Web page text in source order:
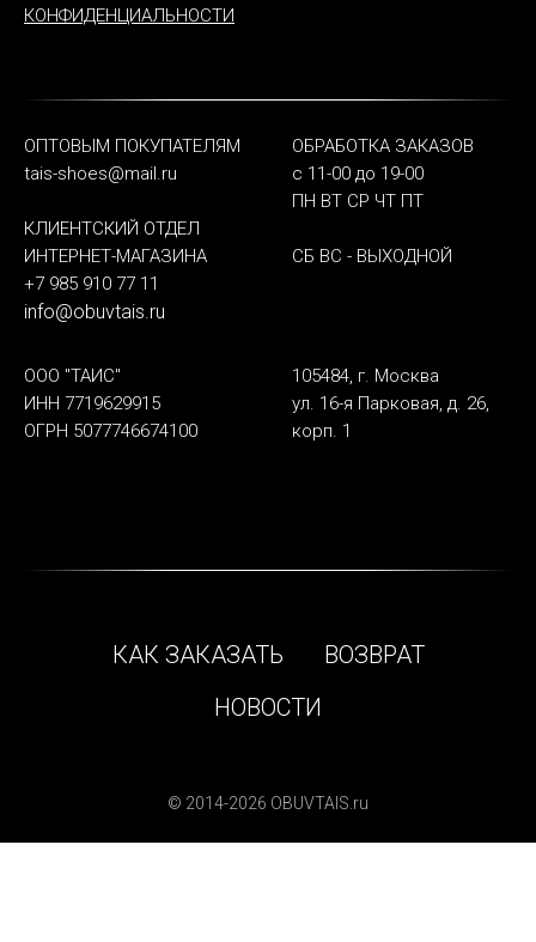
КОНФИДЕНЦИАЛЬНОСТИ
ОПТОВЫМ ПОКУПАТЕЛЯМ
tais-shoes@mail.ru
КЛИЕНТСКИЙ ОТДЕЛ
ИНТЕРНЕТ-МАГАЗИНА
+7 985 910 77 11
info@obuvtais.ru
ОБРАБОТКА ЗАКАЗОВ
с 11-00 до 19-00
ПН ВТ СР ЧТ ПТ
СБ ВС - ВЫХОДНОЙ
ООО "ТАИС"
ИНН 7719629915
ОГРН 5077746674100
105484, г. Москва
ул. 16-я Парковая, д. 26,
корп. 1
КАК ЗАКАЗАТЬ
ВОЗВРАТ
НОВОСТИ
© 2014-2026 OBUVTAIS.ru